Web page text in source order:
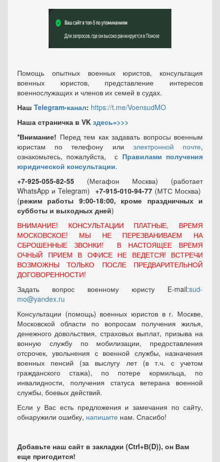
Помощь опытных военных юристов, консультация
военных юристов, представление интересов
военнослужащих и членов их семей в судах.
Наш Telegram-канал: https://t.me/VoensudMO
Наша страничка в VK здесь=>>>
*Внимание! Перед тем как задавать вопросы военным
юристам по телефону или электронной почте,
ознакомьтесь, пожалуйста, с Правилами получения
юридической консультации.
+7-925-055-82-55 (Мегафон Москва) (работает
WhatsApp и Telegram) +7-915-010-94-77 (МТС Москва)
(режим работы 9:00-18:00, кроме праздничных и
субботы и выходных дней)
ВНИМАНИЕ! КОНСУЛЬТАЦИИ ПЛАТНЫЕ, ВРЕМЯ
МОСКОВСКОЕ! МЫ НЕ ПЕРЕЗВАНИВАЕМ НА
СБРОШЕННЫЕ ЗВОНКИ! В НАСТОЯЩЕЕ ВРЕМЯ
ОЧНЫЙ ПРИЕМ В ОФИСЕ НЕ ВЕДЕТСЯ! ВСТРЕЧИ
ВОЗМОЖНЫ ТОЛЬКО ПОСЛЕ ПРЕДВАРИТЕЛЬНОЙ
ДОГОВОРЕННОСТИ!
Задать вопрос военному юристу E-mail:sud-
mo@yandex.ru
Консультации (помощь) военных юристов в г. Москве,
Московской области по вопросам получения жилья,
денежного довольствия, страховых выплат, призыва на
вонную службу по мобилизации, предоставления
отсрочек, увольнения с военной службы, назначения
военных пенсий (за выслугу лет (в т.ч. с учетом
гражданского стажа), по потере кормильца, по
инвалидности, получения статуса ветерана военной
службы, боевых действий.
Если у Вас есть предложения и замечания по сайту,
обнаружили ошибку, напишите нам. Спасибо!
Добавьте наш сайт в закладки (Ctrl+В(D)), он Вам
еще пригодится!